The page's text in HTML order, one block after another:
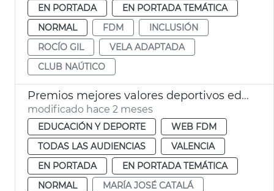
EN PORTADA
EN PORTADA TEMÁTICA
NORMAL
FDM
INCLUSIÓN
ROCÍO GIL
VELA ADAPTADA
CLUB NAÚTICO
Premios mejores valores deportivos edad escolar València
modificado hace 2 meses
EDUCACIÓN Y DEPORTE
WEB FDM
TODAS LAS AUDIENCIAS
VALENCIA
EN PORTADA
EN PORTADA TEMÁTICA
NORMAL
MARÍA JOSÉ CATALÁ